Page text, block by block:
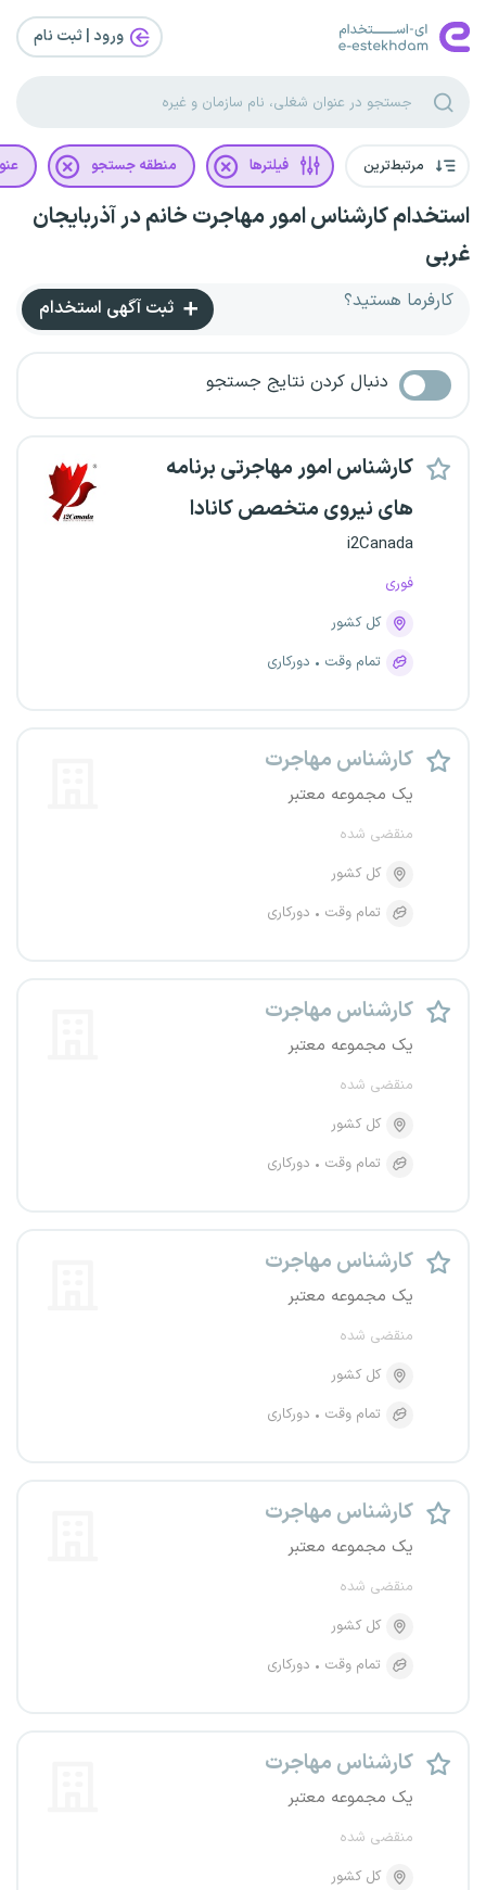
ورود | ثبت‌ نام
مرتبط‌ترین فیلترها منطقه جستجو
استخدام کارشناس امور مهاجرت خانم در آذربایجان
غربی
کارفرما هستید؟ ثبت آگهی استخدام
دنبال کردن نتایج جستجو
کارشناس امور مهاجرتی برنامه
های نیروی متخصص کانادا
i2Canada
فوری
کل کشور
تمام وقت
دورکاری
کارشناس مهاجرت
یک مجموعه معتبر
منقضی شده
کل کشور
تمام وقت
دورکاری
کارشناس مهاجرت
یک مجموعه معتبر
منقضی شده
کل کشور
تمام وقت
دورکاری
کارشناس مهاجرت
یک مجموعه معتبر
منقضی شده
کل کشور
تمام وقت
دورکاری
کارشناس مهاجرت
یک مجموعه معتبر
منقضی شده
کل کشور
تمام وقت
دورکاری
کارشناس مهاجرت
یک مجموعه معتبر
منقضی شده
کل کشور